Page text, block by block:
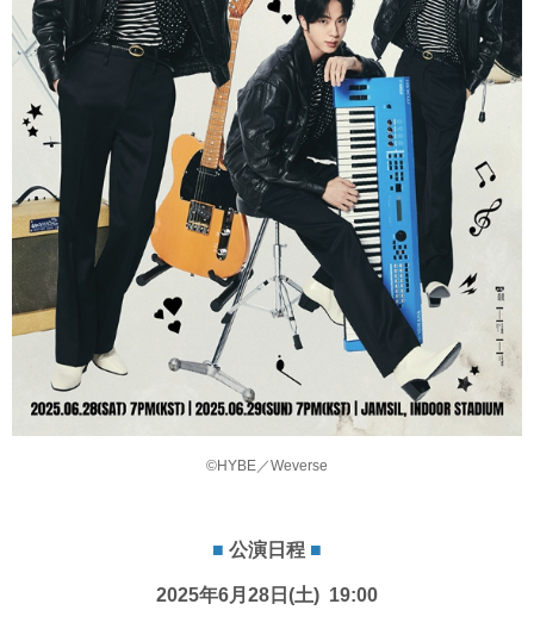
©HYBE／Weverse
■ 公演日程 ■
2025年6月28日(土) 19:00